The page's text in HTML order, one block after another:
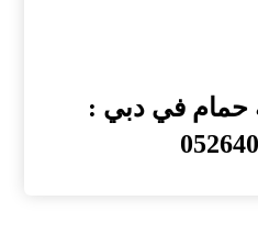
حمام في دبي :